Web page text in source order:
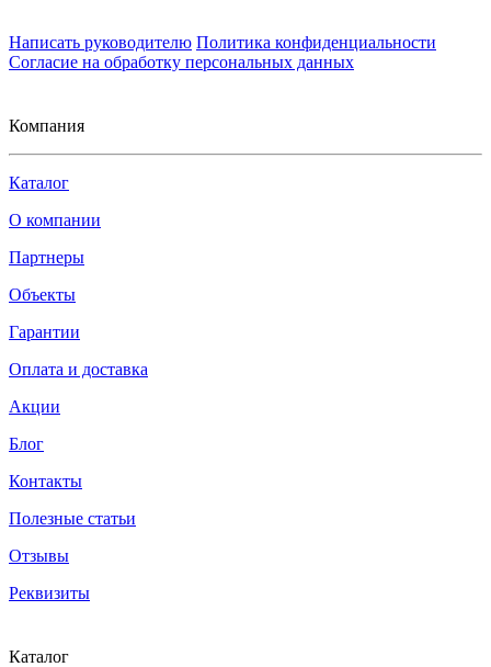
Написать руководителю Политика конфиденциальности
Согласие на обработку персональных данных
Компания
Каталог
О компании
Партнеры
Объекты
Гарантии
Оплата и доставка
Акции
Блог
Контакты
Полезные статьи
Отзывы
Реквизиты
Каталог